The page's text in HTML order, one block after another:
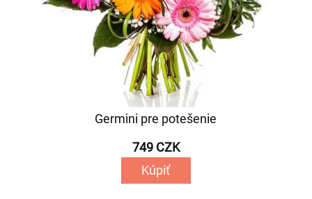
Germini pre potešenie
749 CZK
Kúpiť